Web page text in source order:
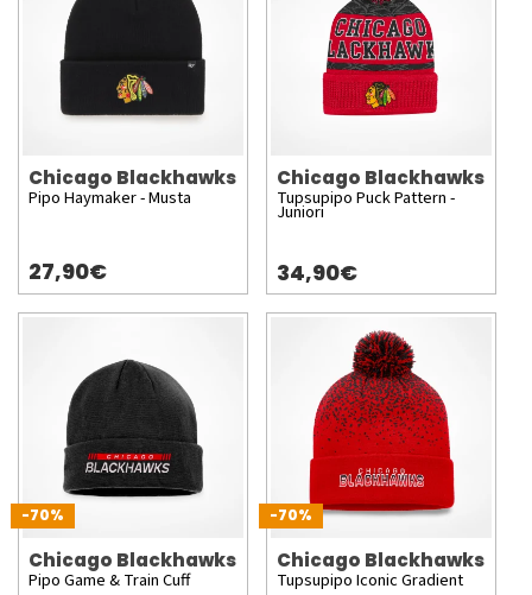
Chicago Blackhawks
Pipo Haymaker - Musta
27,90€
Chicago Blackhawks
Tupsupipo Puck Pattern -
Juniori
34,90€
-70%
Chicago Blackhawks
Pipo Game & Train Cuff
-70%
Chicago Blackhawks
Tupsupipo Iconic Gradient